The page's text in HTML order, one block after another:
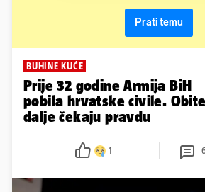
Prati temu
BUHINE KUĆE
Prije 32 godine Armija BiH
pobila hrvatske civile.
dalje čekaju pravdu
1